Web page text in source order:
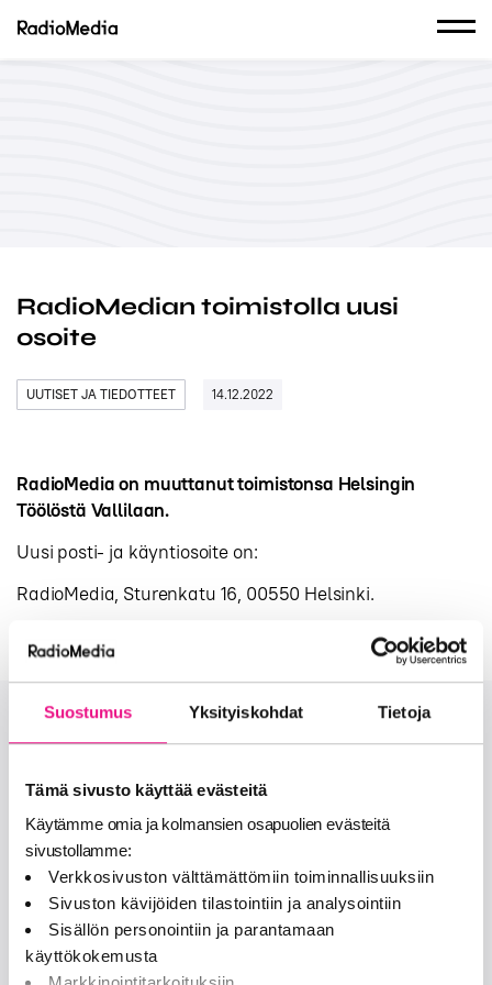
Suostumus Yksityiskohdat Tietoja
Tämä sivusto käyttää evästeitä
Käytämme omia ja kolmansien osapuolien evästeitä
sivustollamme:
Verkkosivuston välttämättömiin toiminnallisuuksiin
Sivuston kävijöiden tilastointiin ja analysointiin
Sisällön personointiin ja parantamaan
käyttökokemusta
RadioMedian toimistolla uusi
osoite
UUTISET JA TIEDOTTEET 14.12.2022
RadioMedia on muuttanut toimistonsa Helsingin
Töölöstä Vallilaan.
Uusi posti- ja käyntiosoite on:
RadioMedia, Sturenkatu 16, 00550 Helsinki.
Seuraa meitä
twitter facebook